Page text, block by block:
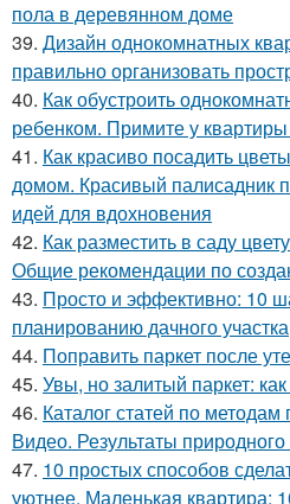
пола в деревянном доме
39. Дизайн однокомнатных
правильно организовать
40. Как обустроить
ребенком. Примите у квартиры
41. Как красиво посадить
домом. Красивый
идей для вдохновения
42. Как разместить в саду
Общие рекомендации по
43. Просто и эффективно: 10
планированию дачного участка
44. Поправить паркет после
45. Увы, но залитый паркет:
46. Каталог статей по
Видео. Результаты
47. 10 простых способов
уютнее. Маленькая квартира: